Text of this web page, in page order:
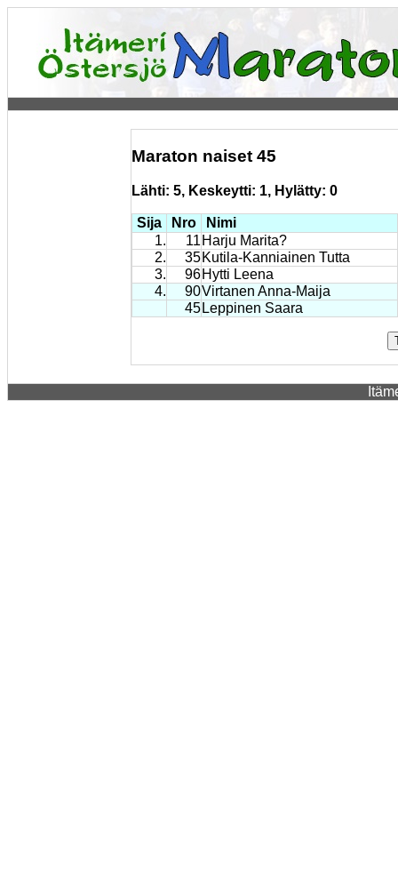
Maraton naiset 45
Lähti: 5, Keskeytti: 1, Hylätty: 0
Sija Nro
Nimi
1.
11 Harju Marita?
2.
35 Kutila-Kanniainen Tutta
3.
96 Hytti Leena
4.
90Virtanen Anna-Maija
45 Leppinen Saara